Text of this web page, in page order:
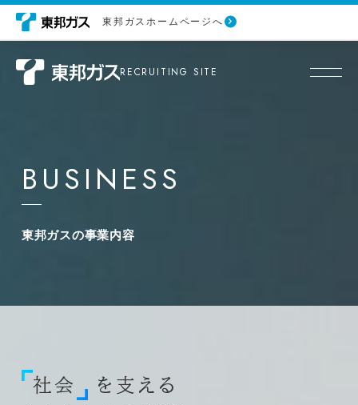
東邦ガスホームページへ
RECRUITING SITE
社会
が、
早わかり東邦ガス
東邦ガスの事業内容
働き方関連制度・福利厚生
BUSINESS
東邦ガスの事業内容
社会
を支える
数の調達先（5か国）から安定的かつ低廉に調達